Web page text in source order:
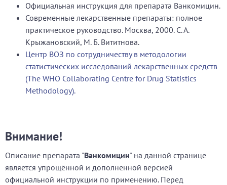
Официальная инструкция для препарата Ванкомицин.
Современные лекарственные препараты: полное
практическое руководство. Москва, 2000. С. А.
Крыжановский, М. Б. Вититнова.
Центр ВОЗ по сотрудничеству в методологии
статистических исследований лекарственных средств
(The WHO Collaborating Centre for Drug Statistics
Methodology).
Внимание!
Описание препарата "Ванкомицин" на данной странице
является упрощённой и дополненной версией
официальной инструкции по применению. Перед